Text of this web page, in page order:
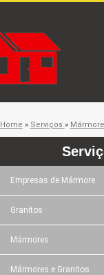
Home » Serviços »
Empresas de Mármore
Granitos
Mármores
Mármores e Granitos